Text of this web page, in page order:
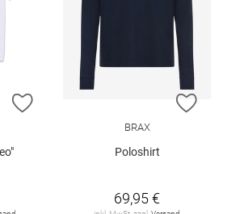
ZUR WUNSCHLISTE HINZUFÜGEN
ZUR
BRAX
Poloshirt
69,95 €